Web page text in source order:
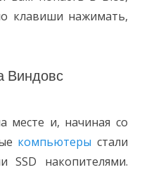
клавиши нажимать,
Виндовс
месте и, начиная со
компьютеры стали
SSD накопителями.